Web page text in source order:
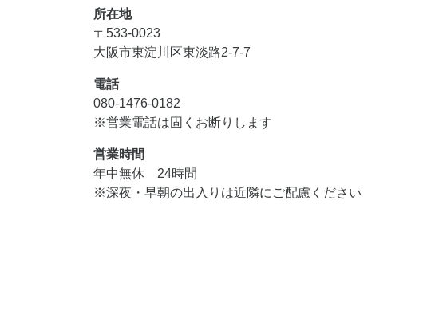
所在地
〒533-0023
大阪市東淀川区東淡路2-7-7
電話
080-1476-0182
※営業電話は固くお断りします
営業時間
年中無休 24時間
※深夜・早朝の出入りは近隣にご配慮ください